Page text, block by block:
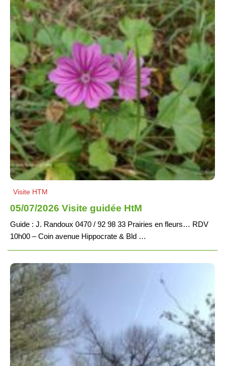
Visite HTM
05/07/2026 Visite guidée HtM
Guide : J. Randoux 0470 / 92 98 33 Prairies en fleurs… RDV
10h00 – Coin avenue Hippocrate & Bld …